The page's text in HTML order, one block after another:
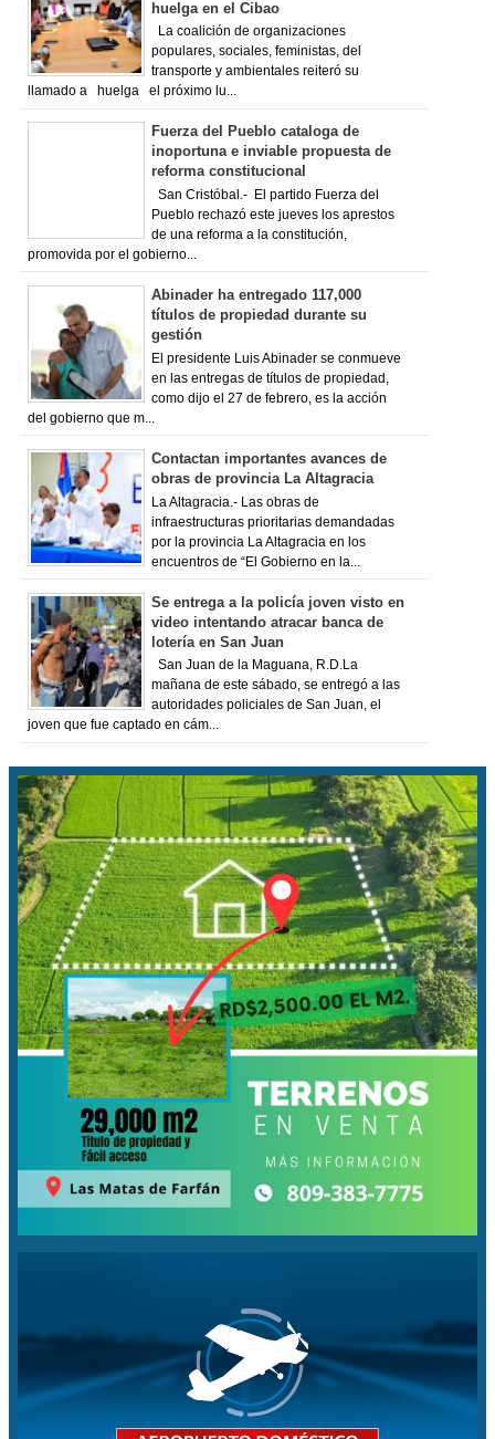
huelga en el Cibao
La coalición de organizaciones
populares, sociales, feministas, del
transporte y ambientales reiteró su
llamado a huelga el próximo lu...
Fuerza del Pueblo cataloga de
inoportuna e inviable propuesta de
reforma constitucional
San Cristóbal.- El partido Fuerza del
Pueblo rechazó este jueves los aprestos
de una reforma a la constitución,
promovida por el gobierno...
Abinader ha entregado 117,000
títulos de propiedad durante su
gestión
El presidente Luis Abinader se conmueve
en las entregas de títulos de propiedad,
como dijo el 27 de febrero, es la acción
del gobierno que m...
Contactan importantes avances de
obras de provincia La Altagracia
La Altagracia.- Las obras de
infraestructuras prioritarias demandadas
por la provincia La Altagracia en los
encuentros de “El Gobierno en la...
Se entrega a la policía joven visto en
video intentando atracar banca de
lotería en San Juan
San Juan de la Maguana, R.D.La
mañana de este sábado, se entregó a las
autoridades policiales de San Juan, el
joven que fue captado en cám...